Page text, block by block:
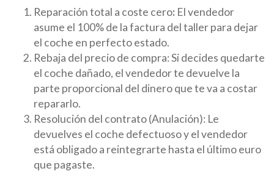
Reparación total a coste cero: El vendedor
asume el 100% de la factura del taller para dejar
el coche en perfecto estado.
Rebaja del precio de compra: Si decides quedarte
el coche dañado, el vendedor te devuelve la
parte proporcional del dinero que te va a costar
repararlo.
Resolución del contrato (Anulación): Le
devuelves el coche defectuoso y el vendedor
está obligado a reintegrarte hasta el último euro
que pagaste.